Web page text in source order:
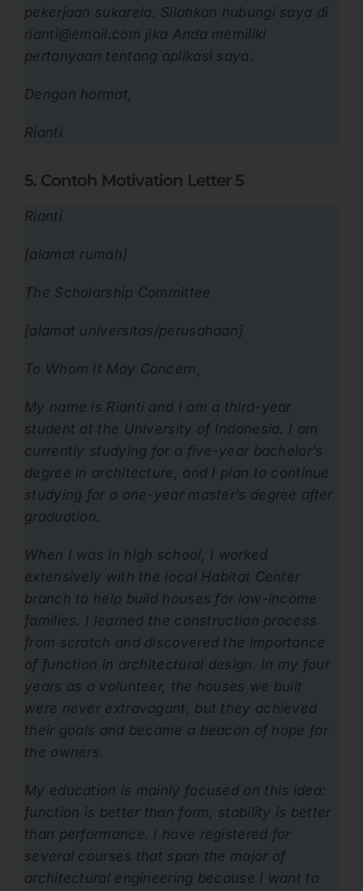
pekerjaan sukarela. Silahkan hubungi saya di
rianti@email.com jika Anda memiliki
pertanyaan tentang aplikasi saya.
Dengan hormat,
Rianti
5. Contoh Motivation Letter 5
Rianti
[alamat rumah]
The Scholarship Committee
[alamat universitas/perusahaan]
To Whom It May Concern,
My name is Rianti and I am a third-year
student at the University of Indonesia. I am
currently studying for a five-year bachelor’s
degree in architecture, and I plan to continue
studying for a one-year master’s degree after
graduation.
When I was in high school, I worked
extensively with the local Habitat Center
branch to help build houses for low-income
families. I learned the construction process
from scratch and discovered the importance
of function in architectural design. In my four
years as a volunteer, the houses we built
were never extravagant, but they achieved
their goals and became a beacon of hope for
the owners.
My education is mainly focused on this idea:
function is better than form, stability is better
than performance. I have registered for
several courses that span the major of
architectural engineering because I want to